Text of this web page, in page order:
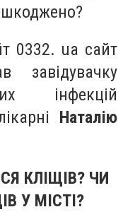
0332. ua сайт
завідувачку
інфекцій
Наталію
КЛІЩІВ? ЧИ
У МІСТІ?